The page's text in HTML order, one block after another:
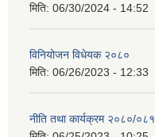
मिति: 06/30/2024 - 14:52
विनियोजन विधेयक २०८०
मिति: 06/26/2023 - 12:33
नीति तथा कार्यक्रम २०८०/०८१